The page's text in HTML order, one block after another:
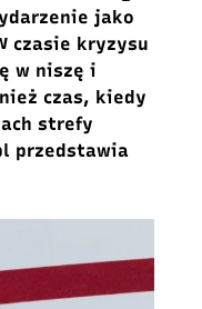
jako
czasie kryzysu
w niszę i
czas, kiedy
strefy
przedstawia